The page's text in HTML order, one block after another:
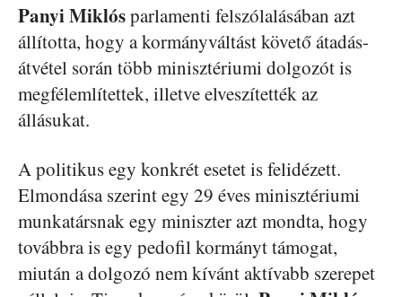
Panyi Miklósparlamenti felszólalásában azt
állította, hogy a kormányváltást követő átadás-
átvétel során több minisztériumi dolgozót is
megfélemlítettek, illetve elveszítették az
állásukat.
A politikus egy konkrét esetet is felidézett.
Elmondása szerint egy 29 éves minisztériumi
munkatársnak egy miniszter azt mondta, hogy
továbbra is egy pedofil kormányt támogat,
miután a dolgozó nem kívánt aktívabb szerepet